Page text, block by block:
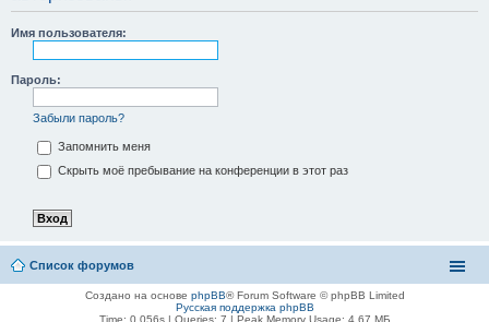
Имя пользователя:
Пароль:
Забыли пароль?
Запомнить меня
Скрыть моё пребывание на конференции в этот раз
Список форумов
Создано на основе phpBB® Forum Software © phpBB Limited
Русская поддержка phpBB
Time: 0.056s| Queries: 7 | Peak Memory Usage: 4.67 МБ